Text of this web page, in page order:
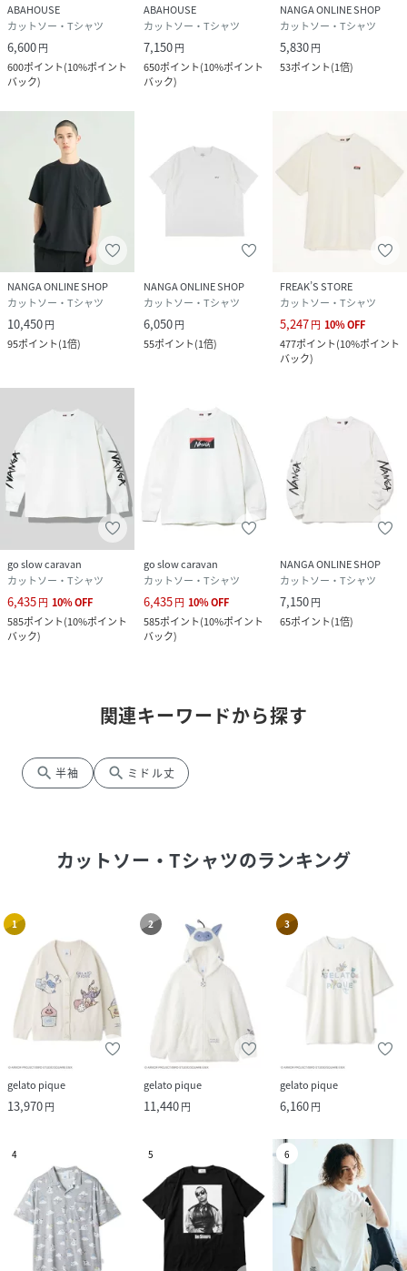
ABAHOUSE
カットソー・Tシャツ
6,600円
600ポイント(10%ポイント
バック)
ABAHOUSE
カットソー・Tシャツ
7,150円
650ポイント(10%ポイント
バック)
NANGA ONLINE SHOP
カットソー・Tシャツ
5,830円
53ポイント(1倍)
NANGA ONLINE SHOP
カットソー・Tシャツ
10,450円
95ポイント(1倍)
NANGA ONLINE SHOP
カットソー・Tシャツ
6,050円
55ポイント(1倍)
FREAK’S STORE
カットソー・Tシャツ
5,247円 10%OFF
477ポイント(10%ポイント
バック)
go slow caravan
カットソー・Tシャツ
6,435円 10%OFF
585ポイント(10%ポイント
バック)
go slow caravan
カットソー・Tシャツ
6,435円 10%OFF
585ポイント(10%ポイント
バック)
NANGA ONLINE SHOP
カットソー・Tシャツ
7,150円
65ポイント(1倍)
関連キーワードから探す
search 半袖 search ミドル丈
カットソー・Tシャツのランキング
1
gelato pique
13,970円
2
gelato pique
11,440円
3
gelato pique
6,160円
4 5 6